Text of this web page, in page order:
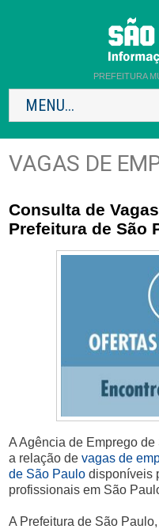
PREFEITURA
MENU...
VAGAS DE
Consulta de
Prefeitura de São
A Agência de Emprego
a relação devagas de
de São Paulo disponíveis
profissionais em São
A Prefeitura de São